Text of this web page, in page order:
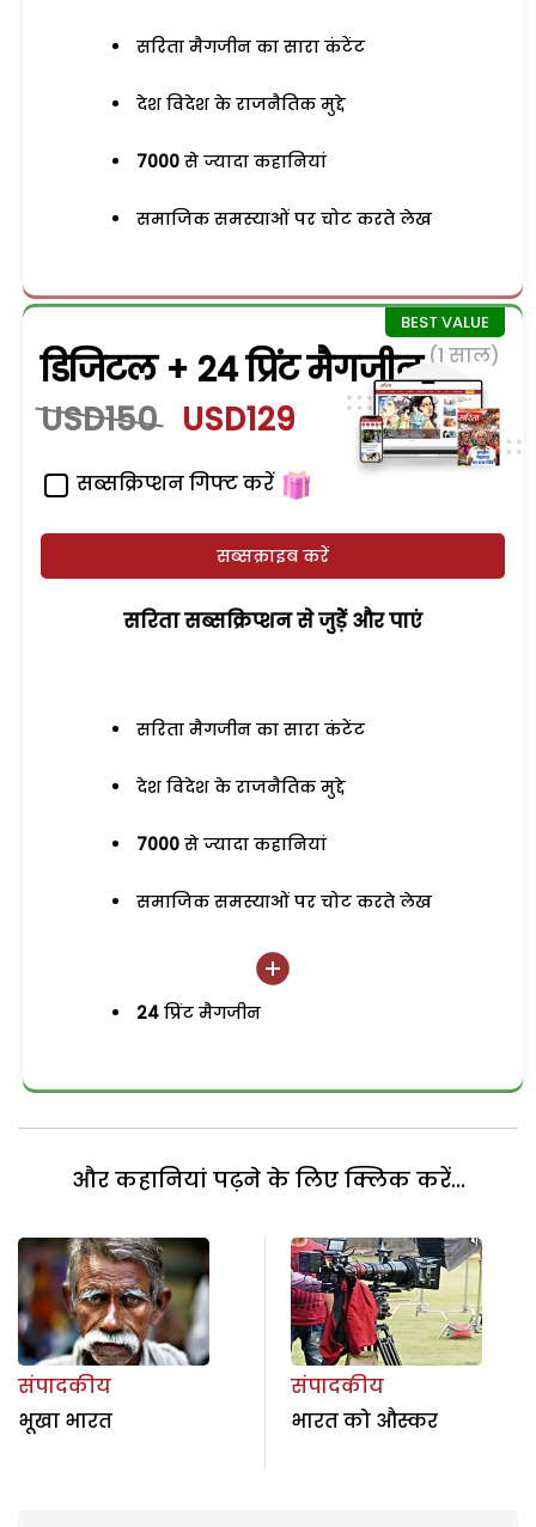
सरिता मैगजीन का सारा कंटेंट
देश विदेश के राजनैतिक मुद्दे
7000 से ज्यादा कहानियां
समाजिक समस्याओं पर चोट करते लेख
डिजिटल + 24 प्रिंट मैगजीन (1 साल)
USD150 USD129
सब्सक्रिप्शन गिफ्ट करें
सब्सक्राइब करें
सरिता सब्सक्रिप्शन से जुड़ेें और पाएं
सरिता मैगजीन का सारा कंटेंट
देश विदेश के राजनैतिक मुद्दे
7000 से ज्यादा कहानियां
समाजिक समस्याओं पर चोट करते लेख
24 प्रिंट मैगजीन
और कहानियां पढ़ने के लिए क्लिक करें...
संपादकीय
भूखा भारत
संपादकीय
भारत को औस्कर